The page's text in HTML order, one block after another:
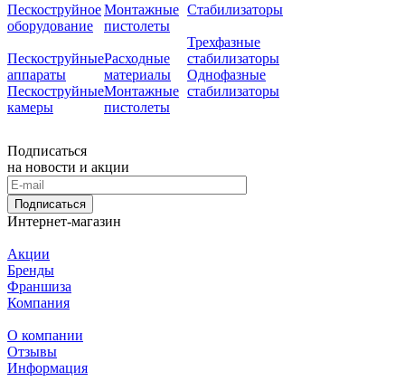
Пескоструйное
оборудование
Пескоструйные
аппараты
Пескоструйные
камеры
Монтажные
пистолеты
Расходные
материалы
Монтажные
пистолеты
Стабилизаторы
Трехфазные
стабилизаторы
Однофазные
стабилизаторы
Подписаться
на новости и акции
Подписаться
Интернет-магазин
Акции
Бренды
Франшиза
Компания
О компании
Отзывы
Информация